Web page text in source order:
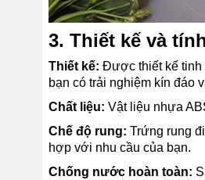
3. Thiết kế và
Thiết kế: Được thiết kế tinh
bạn có trải nghiệm kín đáo
Chất liệu: Vật liệu nhựa
Chế độ rung: Trứng rung
hợp với nhu cầu của bạn.
Chống nước hoàn toàn: